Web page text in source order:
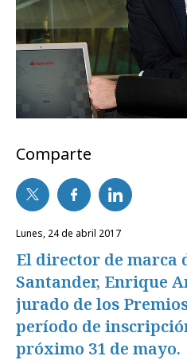
Comparte
lunes, 24 de abril 2017
El director de marca
Santander, Enrique
jurado de los
período de
próximo 31 de mayo.